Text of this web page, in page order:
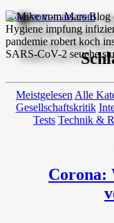
mike-vom-mars.com
Meistgelesen Alle
Gesellschaftskritik
Tests Technik &
Corona: